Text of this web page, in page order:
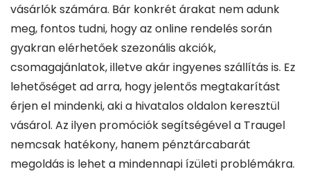
vásárlók számára. Bár konkrét árakat nem adunk
meg, fontos tudni, hogy az online rendelés során
gyakran elérhetőek szezonális akciók,
csomagajánlatok, illetve akár ingyenes szállítás is. Ez
lehetőséget ad arra, hogy jelentős megtakarítást
érjen el mindenki, aki a hivatalos oldalon keresztül
vásárol. Az ilyen promóciók segítségével a Traugel
nemcsak hatékony, hanem pénztárcabarát
megoldás is lehet a mindennapi ízületi problémákra.